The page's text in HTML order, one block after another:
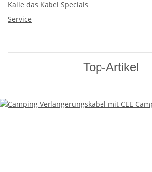
Kalle das Kabel Specials
Service
Top-Artikel